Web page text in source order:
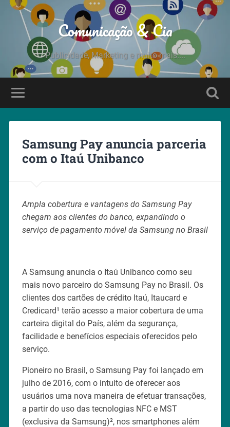
Comunicação & Cia
Publicidade, Marketing e muito mais....
Samsung Pay anuncia parceria
com o Itaú Unibanco
Ampla cobertura e vantagens do Samsung Pay
chegam aos clientes do banco, expandindo o
serviço de pagamento móvel da Samsung no Brasil
A Samsung anuncia o Itaú Unibanco como seu
mais novo parceiro do Samsung Pay no Brasil. Os
clientes dos cartões de crédito Itaú, Itaucard e
Credicard¹ terão acesso a maior cobertura de uma
carteira digital do País, além da segurança,
facilidade e benefícios especiais oferecidos pelo
serviço.
Pioneiro no Brasil, o Samsung Pay foi lançado em
julho de 2016, com o intuito de oferecer aos
usuários uma nova maneira de efetuar transações,
a partir do uso das tecnologias NFC e MST
(exclusiva da Samsung)², nos smartphones além